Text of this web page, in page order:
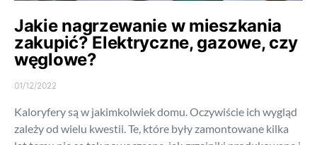
Jakie nagrzewanie w mieszkania
zakupić? Elektryczne, gazowe, czy
węglowe?
01/12/2022
Kaloryfery są w jakimkolwiek domu. Oczywiście ich wygląd
zależy od wielu kwestii. Te, które były zamontowane kilka